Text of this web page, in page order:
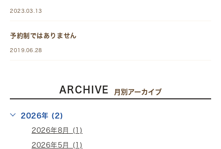
2023.03.13
予約制ではありません
2019.06.28
ARCHIVE 月別アーカイブ
2026年 (2)
2026年8月 (1)
2026年5月 (1)